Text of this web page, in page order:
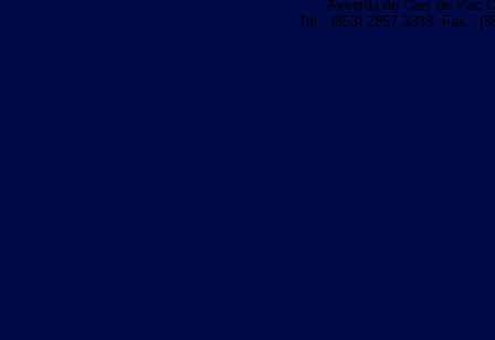
Avenida do Cais de Pac
Tel.: (853) 2857 3333 Fax.: